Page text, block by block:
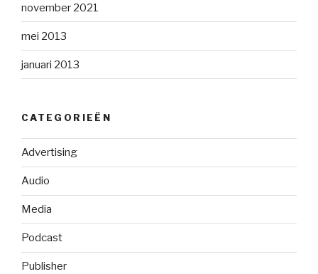
november 2021
mei 2013
januari 2013
CATEGORIEËN
Advertising
Audio
Media
Podcast
Publisher